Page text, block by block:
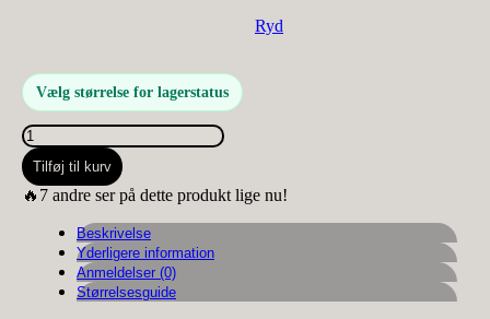
Ryd
Vælg størrelse for lagerstatus
Karostar
shorts
m.
Bling
denim
KS2983
Tilføj til kurv
🔥7 andre ser på dette produkt lige nu!
Beskrivelse
Yderligere information
Anmeldelser (0)
Størrelsesguide